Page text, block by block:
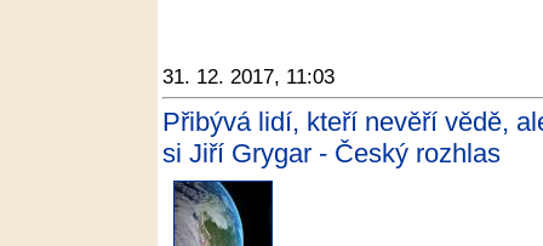
31. 12. 2017, 11:03
Přibývá lidí, kteří nevěří vědě,
si Jiří Grygar - Český rozhlas